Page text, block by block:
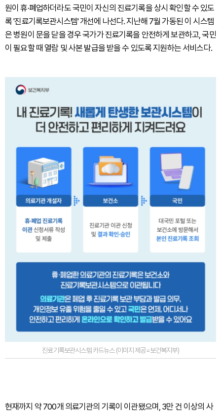
원이 휴·폐업하더라도 국민이 자신의 진료기록을 상시 확인할 수 있도
록 '진료기록보관시스템' 개선에 나선다. 지난해 7월 가동된 이 시스템
은 병원이 문을 닫을 경우 국가가 진료기록을 안전하게 보관하고, 국민
이 필요할 때 열람 및 사본 발급을 받을 수 있도록 지원하는 서비스다.
진료기록보관시스템 카드뉴스 (이미지 제공=보건복지부)
현재까지 약 700개 의료기관의 기록이 이관됐으며, 3만 건 이상의 사